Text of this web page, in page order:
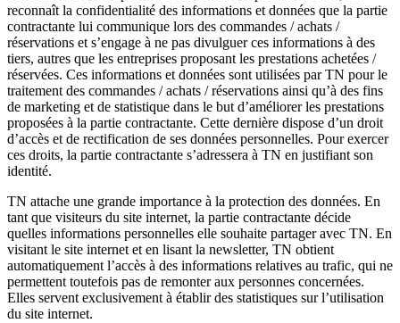
reconnaît la confidentialité des informations et données que la partie
contractante lui communique lors des commandes / achats /
réservations et s’engage à ne pas divulguer ces informations à des
tiers, autres que les entreprises proposant les prestations achetées /
réservées. Ces informations et données sont utilisées par TN pour le
traitement des commandes / achats / réservations ainsi qu’à des fins
de marketing et de statistique dans le but d’améliorer les prestations
proposées à la partie contractante. Cette dernière dispose d’un droit
d’accès et de rectification de ses données personnelles. Pour exercer
ces droits, la partie contractante s’adressera à TN en justifiant son
identité.
TN attache une grande importance à la protection des données. En
tant que visiteurs du site internet, la partie contractante décide
quelles informations personnelles elle souhaite partager avec TN. En
visitant le site internet et en lisant la newsletter, TN obtient
automatiquement l’accès à des informations relatives au trafic, qui ne
permettent toutefois pas de remonter aux personnes concernées.
Elles servent exclusivement à établir des statistiques sur l’utilisation
du site internet.